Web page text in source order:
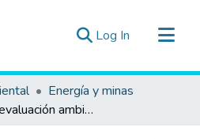
Log In (current)
Energía y minas
Informe de evaluación ambiental de la calidad del agua, en el área de influencia de la minera Anglo American, proyecto Michiquillay